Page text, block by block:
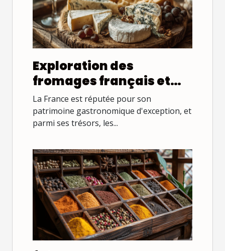
Exploration des
fromages français et
leurs meilleurs accords
vinicoles
La France est réputée pour son
patrimoine gastronomique d'exception, et
parmi ses trésors, les...